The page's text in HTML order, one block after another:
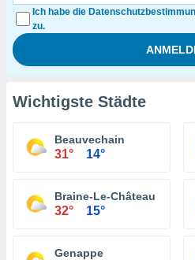
Ich habe die
zu.
Wichtigste Städte
Beauvechain
31° 14°
Braine-Le-Château
32° 15°
Genappe